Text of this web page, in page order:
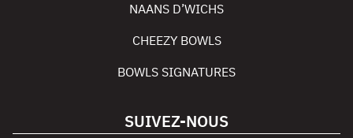
NAANS D’WICHS
CHEEZY BOWLS
BOWLS SIGNATURES
SUIVEZ-NOUS